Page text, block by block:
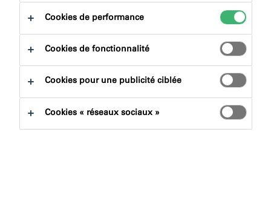
dépasse les exigences de votre projet. Remplissez
notre formulaire de demande de spécification ci-
dessous et un membre de l’équipe vous contactera.
Cookies de performance
Cookies de fonctionnalité
Cookies pour une publicité ciblée
Cookies « réseaux sociaux »